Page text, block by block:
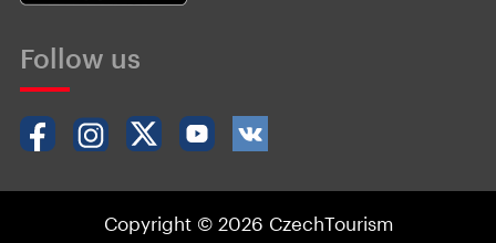
Follow us
Copyright © 2026 CzechTourism